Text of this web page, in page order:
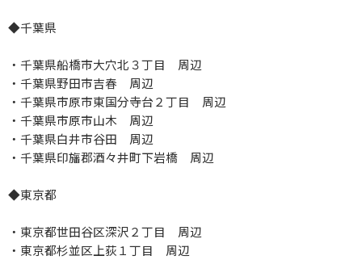
◆千葉県
・千葉県船橋市大穴北３丁目 周辺
・千葉県野田市吉春 周辺
・千葉県市原市東国分寺台２丁目 周辺
・千葉県市原市山木 周辺
・千葉県白井市谷田 周辺
・千葉県印旛郡酒々井町下岩橋 周辺
◆東京都
・東京都世田谷区深沢２丁目 周辺
・東京都杉並区上荻１丁目 周辺